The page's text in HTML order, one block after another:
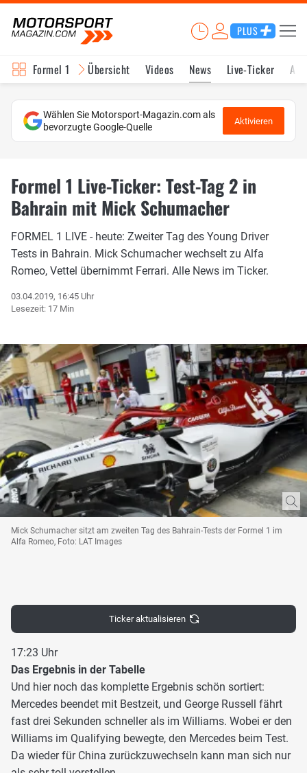
PLUS
Formel 1 Übersicht Videos News Live-Ticker
Wählen Sie Motorsport-Magazin.com als
bevorzugte Google-Quelle
Aktivieren
Formel 1 Live-Ticker: Test-Tag 2 in
Bahrain mit Mick Schumacher
FORMEL 1 LIVE - heute: Zweiter Tag des Young Driver
Tests in Bahrain. Mick Schumacher wechselt zu Alfa
Romeo, Vettel übernimmt Ferrari. Alle News im Ticker.
03.04.2019, 16:45 Uhr
Lesezeit: 17 Min
Mick Schumacher sitzt am zweiten Tag des Bahrain-Tests der Formel 1 im
Alfa Romeo, Foto: LAT Images
Ticker aktualisieren
17:23 Uhr
Das Ergebnis in der Tabelle
Und hier noch das komplette Ergebnis schön sortiert:
Mercedes beendet mit Bestzeit, und George Russell fährt
fast drei Sekunden schneller als im Williams. Wobei er den
Williams im Qualifying bewegte, den Mercedes beim Test.
Da wieder für China zurückzuwechseln kann man sich nur